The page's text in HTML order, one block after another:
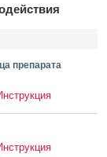
препарата